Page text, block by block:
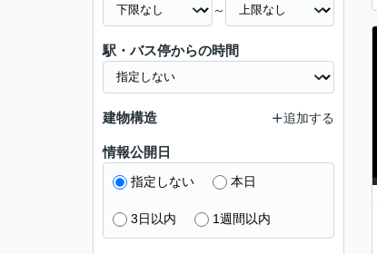
～
駅・バス停からの時間
建物構造 追加する
情報公開日
指定しない 本日
3日以内 1週間以内